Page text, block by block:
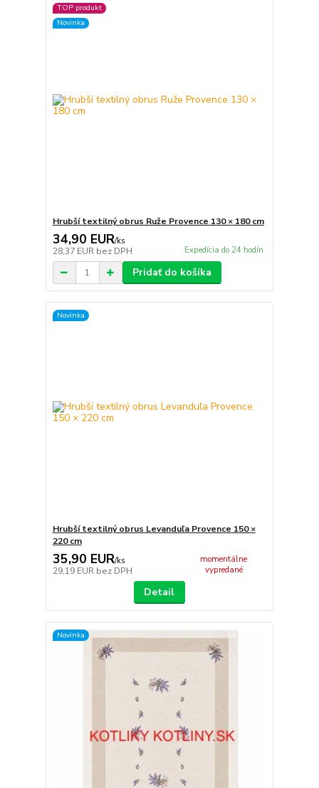
TOP produkt
Novinka
Hrubší textilný obrus Ruže Provence 130 × 180 cm
34,90 EUR/ks
28,37 EUR bez DPH Expedícia do 24 hodín
Pridať do košíka
Novinka
Hrubší textilný obrus Levanduľa Provence 150 ×
220 cm
35,90 EUR/ks
29,19 EUR bez DPH
momentálne
vypredané
Detail
Novinka